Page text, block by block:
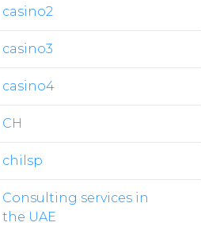
casino2
casino3
casino4
CH
chilsp
Consulting services in
the UAE